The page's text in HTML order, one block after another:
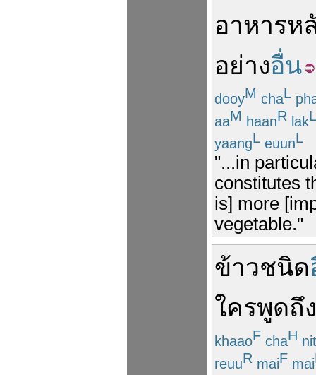
อาหารห
อย่างอื่น
dooyM chaL
aaM haanR lakL
yaangL euunL
"...in
constitutes
is] more
vegetable."
ข้าวชนิด
ใครพูดถึง
khaaoF chaH nit
reuuR maiF mai